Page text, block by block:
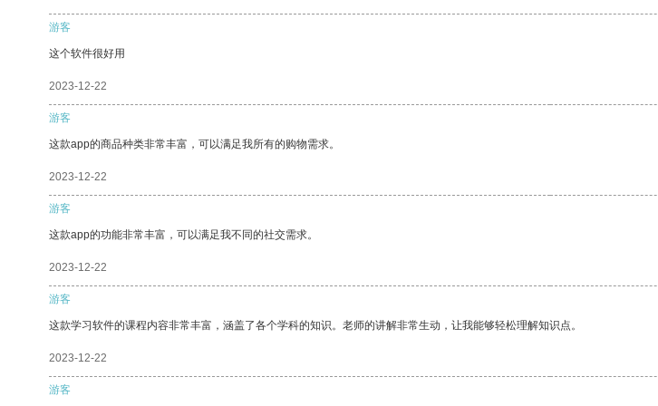
游客
这个软件很好用
2023-12-22
游客
这款app的商品种类非常丰富，可以满足我所有的购物需求。
2023-12-22
游客
这款app的功能非常丰富，可以满足我不同的社交需求。
2023-12-22
游客
这款学习软件的课程内容非常丰富，涵盖了各个学科的知识。老师的讲解非常生动，让我能够轻松理解知识点。
2023-12-22
游客